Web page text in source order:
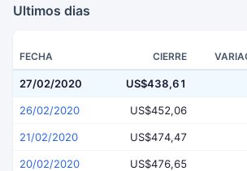
Ultimos dias
FECHA CIERRE
27/02/2020 US$438,61
26/02/2020 US$452,06
21/02/2020 US$474,47
20/02/2020 US$476,65